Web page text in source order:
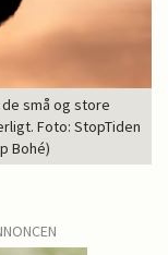
de små og store
Foto: StopTiden
Bohé)